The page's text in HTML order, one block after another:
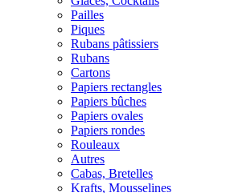
Pailles
Piques
Rubans pâtissiers
Rubans
Cartons
Papiers rectangles
Papiers bûches
Papiers ovales
Papiers rondes
Rouleaux
Autres
Cabas, Bretelles
Krafts, Mousselines